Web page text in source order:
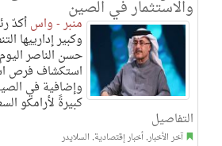
والاستثمار في الصين
منبر - واسأكدّ
وكبير إدارييها
حسن الناصر
استكشاف فرص
وإضافية في
كبيرةً لأرامكو
التفاصيل
آخر الأخبار, أخبار إقتصادية, السلايدر